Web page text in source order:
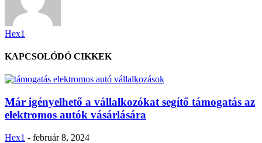
Hex1
KAPCSOLÓDÓ CIKKEK
Már igényelhető a vállalkozókat segítő támogatás az
elektromos autók vásárlására
Hex1 - február 8, 2024